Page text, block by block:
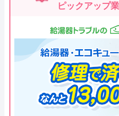
ピックアップ